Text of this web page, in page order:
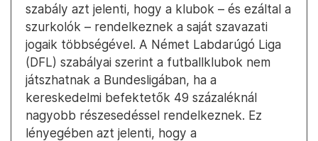
szabály azt jelenti, hogy a klubok – és ezáltal a
szurkolók – rendelkeznek a saját szavazati
jogaik többségével. A Német Labdarúgó Liga
(DFL) szabályai szerint a futballklubok nem
játszhatnak a Bundesligában, ha a
kereskedelmi befektetők 49 százaléknál
nagyobb részesedéssel rendelkeznek. Ez
lényegében azt jelenti, hogy a